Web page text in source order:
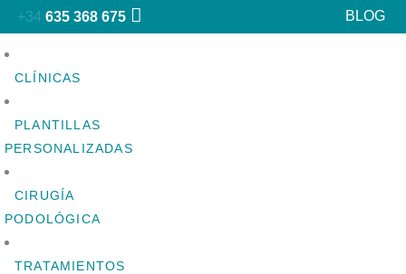
+34 635 368 675 BLOG
CLÍNICAS
PLANTILLAS
PERSONALIZADAS
CIRUGÍA
PODOLÓGICA
TRATAMIENTOS